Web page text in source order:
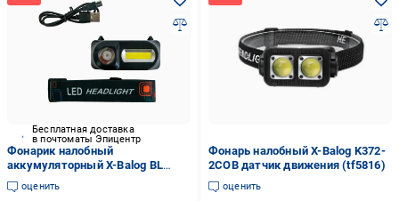
Бесплатная доставка
в почтоматы Эпицентр
Фонарик налобный
аккумуляторный X-Balog BL
1084 белый/красный свет
(1010357-Black)
оценить
Фонарь налобный X-Balog K372-
2COB датчик движения (tf5816)
оценить